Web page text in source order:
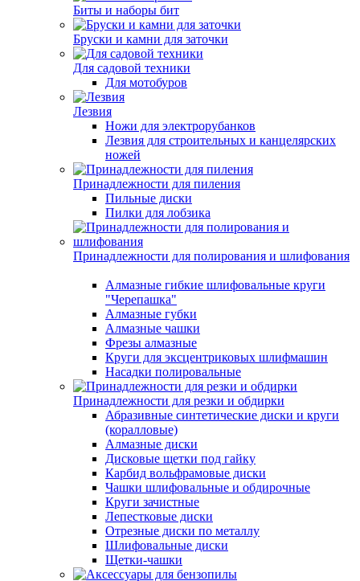
Биты и наборы бит
Бруски и камни для заточки
Для садовой техники
Для мотобуров
Лезвия
Ножи для электрорубанков
Лезвия для строительных и канцелярских
ножей
Принадлежности для пиления
Пильные диски
Пилки для лобзика
Принадлежности для полирования и шлифования
Алмазные гибкие шлифовальные круги
"Черепашка"
Алмазные губки
Алмазные чашки
Фрезы алмазные
Круги для эксцентриковых шлифмашин
Насадки полировальные
Принадлежности для резки и обдирки
Абразивные синтетические диски и круги
(коралловые)
Алмазные диски
Дисковые щетки под гайку
Карбид вольфрамовые диски
Чашки шлифовальные и обдирочные
Круги зачистные
Лепестковые диски
Отрезные диски по металлу
Шлифовальные диски
Щетки-чашки